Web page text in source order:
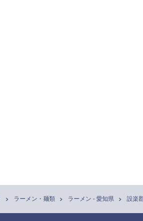
ラーメン・麺類 ラーメン - 愛知県 設楽